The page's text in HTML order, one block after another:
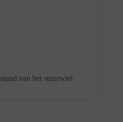
van het stuurwiel